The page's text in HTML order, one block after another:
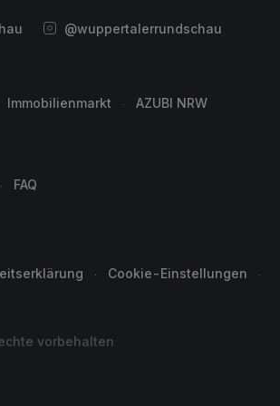
@wuppertalerrundschau
Immobilienmarkt AZUBI NRW
FAQ
Cookie-Einstellungen
vorbehalten